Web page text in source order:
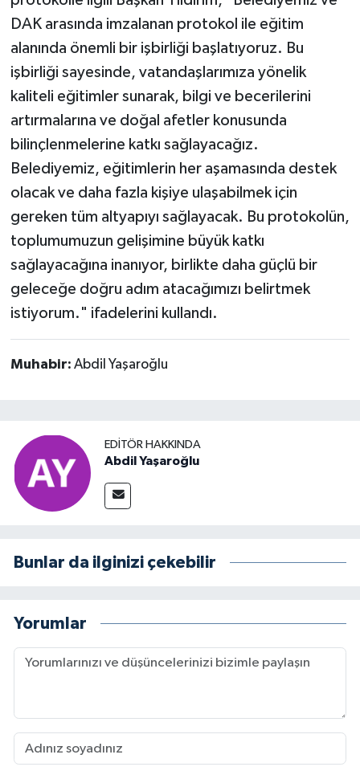
DAK arasında imzalanan protokol ile eğitim
alanında önemli bir işbirliği başlatıyoruz. Bu
işbirliği sayesinde, vatandaşlarımıza yönelik
kaliteli eğitimler sunarak, bilgi ve becerilerini
artırmalarına ve doğal afetler konusunda
bilinçlenmelerine katkı sağlayacağız.
Belediyemiz, eğitimlerin her aşamasında destek
olacak ve daha fazla kişiye ulaşabilmek için
gereken tüm altyapıyı sağlayacak. Bu protokolün,
toplumumuzun gelişimine büyük katkı
sağlayacağına inanıyor, birlikte daha güçlü bir
geleceğe doğru adım atacağımızı belirtmek
istiyorum." ifadelerini kullandı.
Muhabir: Abdil Yaşaroğlu
EDITÖR HAKKINDA
Abdil Yaşaroğlu
Bunlar da ilginizi çekebilir
Yorumlar